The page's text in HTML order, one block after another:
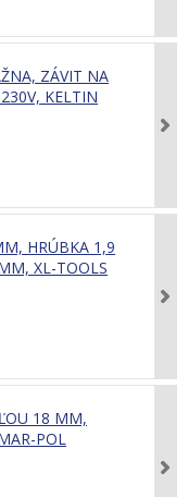
ZÁVIT NA
KELTIN
HRÚBKA 1,9
XL-TOOLS
18 MM,
POL